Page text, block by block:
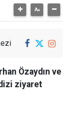
Özaydın ve
ziyaret